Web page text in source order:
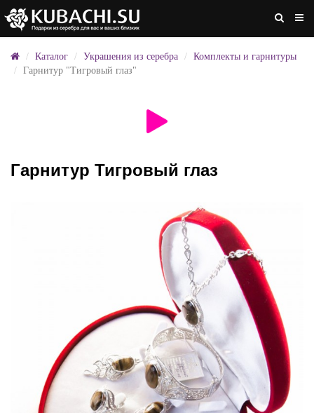
Каталог Украшения из серебра
Комплекты и гарнитуры
Гарнитур "Тигровый глаз"
Гарнитур Тигровый глаз